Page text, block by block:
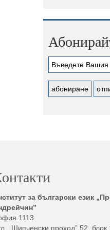
за български език
1113
„Шипченски проход” 52, блок